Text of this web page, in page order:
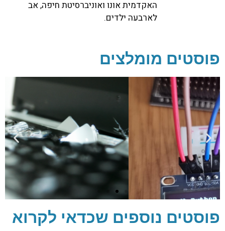
האקדמית אונו ואוניברסיטת חיפה, אב
לארבעה ילדים.
פוסטים מומלצים
פוסטים נוספים שכדאי לקרוא